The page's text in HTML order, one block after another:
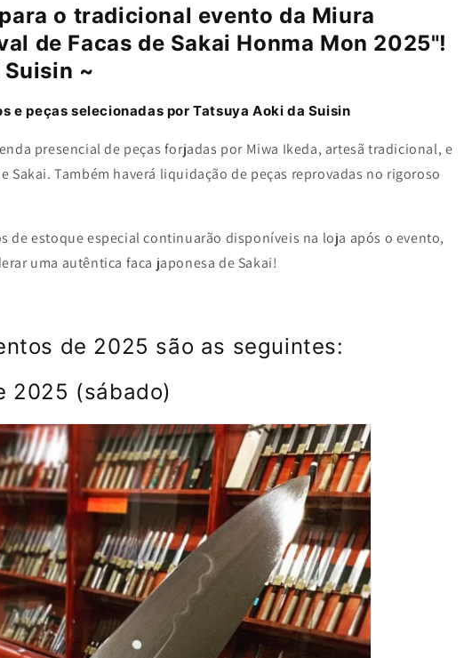
o tradicional evento da Miura
de Facas de Sakai Honma Mon 2025"!
~
e peças selecionadas por Tatsuya Aoki da Suisin
presencial de peças forjadas por Miwa Ikeda, artesã tradicional, e
Sakai. Também haverá liquidação de peças reprovadas no rigoroso
de estoque especial continuarão disponíveis na loja após o evento,
uma autêntica faca japonesa de Sakai!
de 2025 são as seguintes:
2025 (sábado)